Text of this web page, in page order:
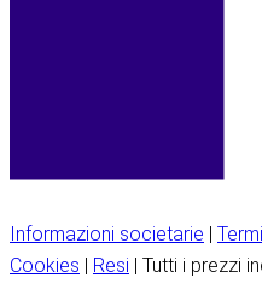
Informazioni societarie |
Cookies | Resi | Tutti i prezzi